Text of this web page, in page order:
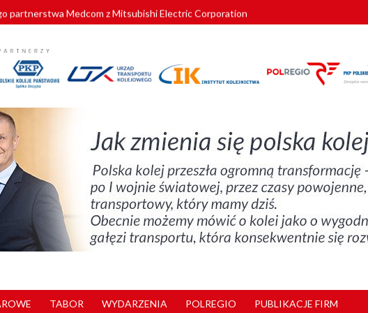
partnerstwa Medcom z Mitsubishi Electric Corporation
znów szuka dostawcy nowych EZT
kolejowych w północnej Wielkopolsce. Łatwiejsze dojazdy do pracy i szkoły
nowe standardy kategoryzacji dworców
TABOR WYDARZENIA POLREGIO PUBLIKACJE FIRM